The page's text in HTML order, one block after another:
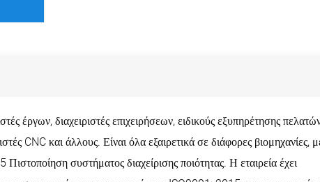
έργων, διαχειριστές επιχειρήσεων, ειδικούς εξυπηρέτησης
CNC και άλλους. Είναι όλα εξαιρετικά σε διάφορες βιομηχανίες,
συστήματος διαχείρισης ποιότητας. Η εταιρεία έχει